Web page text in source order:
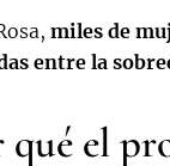
miles de
entre la
qué el